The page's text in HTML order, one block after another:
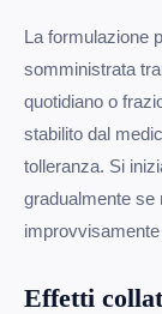
La formulazione
somministrata
quotidiano o
stabilito dal
tolleranza. Si
gradualmente se
Effetti